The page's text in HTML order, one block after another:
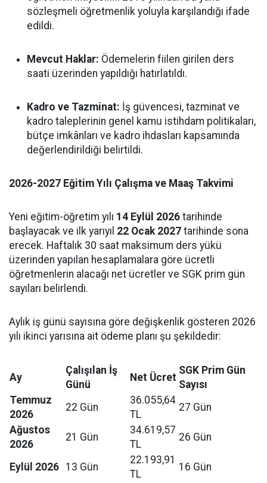
sözleşmeli öğretmenlik yoluyla karşılandığı ifade
edildi.
Mevcut Haklar: Ödemelerin fiilen girilen ders
saati üzerinden yapıldığı hatırlatıldı.
Kadro ve Tazminat: İş güvencesi, tazminat ve
kadro taleplerinin genel kamu istihdam politikaları,
bütçe imkânları ve kadro ihdasları kapsamında
değerlendirildiği belirtildi.
2026-2027 Eğitim Yılı Çalışma ve Maaş Takvimi
Yeni eğitim-öğretim yılı 14 Eylül 2026 tarihinde
başlayacak ve ilk yarıyıl 22 Ocak 2027 tarihinde sona
erecek. Haftalık 30 saat maksimum ders yükü
üzerinden yapılan hesaplamalara göre ücretli
öğretmenlerin alacağı net ücretler ve SGK prim gün
sayıları belirlendi.
Aylık iş günü sayısına göre değişkenlik gösteren 2026
yılı ikinci yarısına ait ödeme planı şu şekildedir:
Ay
Çalışılan İş
Günü
Net Ücret
SGK Prim Gün
Sayısı
Temmuz
2026
22 Gün
36.055,64
TL
27 Gün
Ağustos
2026
21 Gün
34.619,57
TL
26 Gün
Eylül 2026 13 Gün
22.193,91
TL
16 Gün